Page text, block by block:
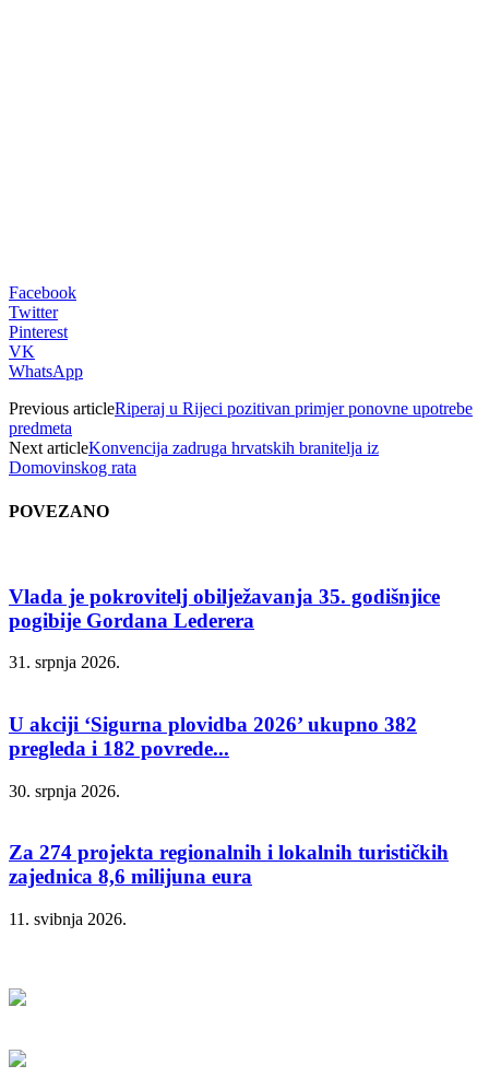
Facebook
Twitter
Pinterest
VK
WhatsApp
Previous articleRiperaj u Rijeci pozitivan primjer ponovne upotrebe
predmeta
Next articleKonvencija zadruga hrvatskih branitelja iz
Domovinskog rata
POVEZANO
Vlada je pokrovitelj obilježavanja 35. godišnjice
pogibije Gordana Lederera
31. srpnja 2026.
U akciji ‘Sigurna plovidba 2026’ ukupno 382
pregleda i 182 povrede...
30. srpnja 2026.
Za 274 projekta regionalnih i lokalnih turističkih
zajednica 8,6 milijuna eura
11. svibnja 2026.